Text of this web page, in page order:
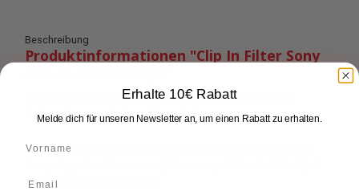
Beschreibung
Produktinformationen "Clip In Filter Sony
Die Clip In Filter lassen sich schnell montieren und sind aus
hochwertigem optischem Glas gefertigt.
Der Rahmen bzw. Filterhalter ist aus Aluminium gefertigt. Durch
Filter leicht zu transportieren.
Erhalte 10€ Rabatt
Melde dich für unseren Newsletter an, um einen Rabatt zu erhalten.